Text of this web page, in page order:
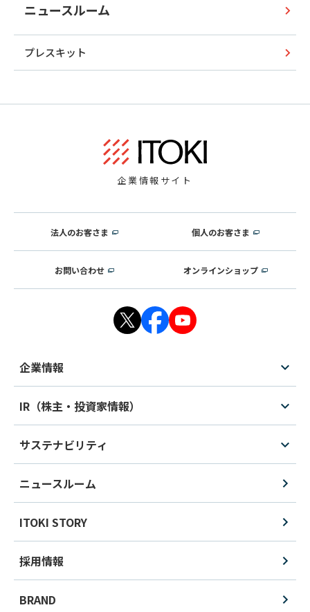
ニュースルーム
プレスキット
企業情報サイト
法人のお客さま 個人のお客さま
お問い合わせ オンラインショップ
企業情報
IR（株主・投資家情報）
サステナビリティ
ニュースルーム
ITOKI STORY
採用情報
BRAND